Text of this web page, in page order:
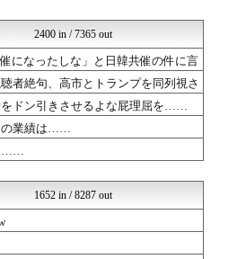
婚外ちゃんねる
はーとログ
芸能人ニュース速報
気団まとめ-噫無情-｜嫁・...
バズッター速報
はーとログ
軍事・ミリタリー速報☆彡
まとめCUP
NEWSまとめもりー｜2c...
コノユビニュース｜みんなの...
やる夫スレ本棚
やる夫スレ本棚
げぇ速
2400 in / 7365 out
になったしな」と日韓共催の件に言
者絶句、高市とトランプを同列視さ
をドン引きさせるよな屁理屈を……
の業績は……
……
1652 in / 8287 out